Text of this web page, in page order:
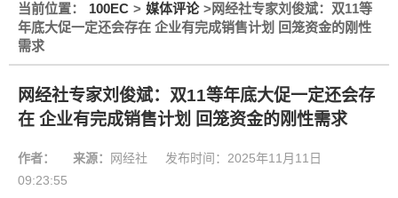
当前位置： 100EC > 媒体评论 >网经社专家刘俊斌：双11等
年底大促一定还会存在 企业有完成销售计划 回笼资金的刚性
需求
网经社专家刘俊斌：双11等年底大促一定还会存
在 企业有完成销售计划 回笼资金的刚性需求
作者： 来源： 网经社 发布时间： 2025年11月11日
09:23:55